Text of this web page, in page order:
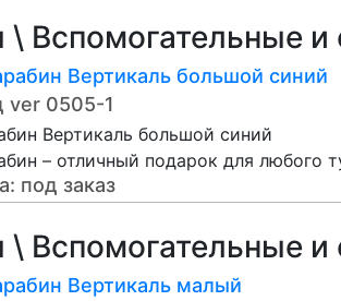
Вспомогательные
Вертикаль большой синий
ver 0505-1
Вертикаль большой синий
– отличный подарок для любого
под заказ
Вспомогательные
Вертикаль малый